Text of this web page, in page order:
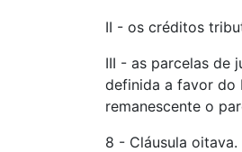
II - os créditos
III - as parcelas de
definida a favor do
remanescente o
8 - Cláusula